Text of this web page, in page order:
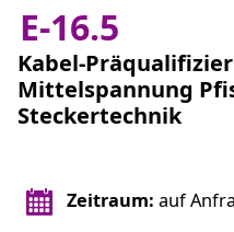
E-16.5
Kabel-
Mittelspannung
Steckertechnik
Zeitraum: auf